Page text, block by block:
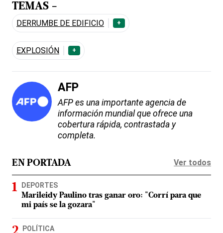
TEMAS -
DERRUMBE DE EDIFICIO +
EXPLOSIÓN +
AFP
AFP es una importante agencia de
información mundial que ofrece una
cobertura rápida, contrastada y
completa.
EN PORTADA Ver todos
DEPORTES
Marileidy Paulino tras ganar oro: "Corrí para que
mi país se la gozara"
POLÍTICA